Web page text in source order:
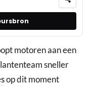
motoren aan een
sneller
op dit moment